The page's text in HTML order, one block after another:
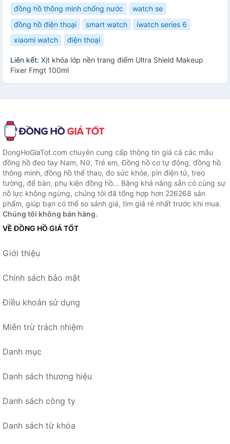
đồng hồ thông minh chống nước
watch se
đồng hồ điện thoại
smart watch
iwatch series 6
xiaomi watch
điện thoại
Liên kết: Xịt khóa lớp nền trang điểm Ultra Shield Makeup
Fixer Fmgt 100ml
DongHoGiaTot.com chuyên cung cấp thông tin giá cả các mẫu
đồng hồ đeo tay Nam, Nữ, Trẻ em, Đồng hồ cơ tự động, đồng hồ
thông minh, đồng hồ thể thao, đo sức khỏe, pin điện tử, treo
tường, để bàn, phụ kiện đồng hồ... Bằng khả năng sẵn có cùng sự
nỗ lực không ngừng, chúng tôi đã tổng hợp hơn 226268 sản
phẩm, giúp bạn có thể so sánh giá, tìm giá rẻ nhất trước khi mua.
Chúng tôi không bán hàng.
VỀ ĐỒNG HỒ GIÁ TỐT
Giới thiệu
Chính sách bảo mật
Điều khoản sử dụng
Miễn trừ trách nhiệm
Danh mục
Danh sách thương hiệu
Danh sách công ty
Danh sách từ khóa